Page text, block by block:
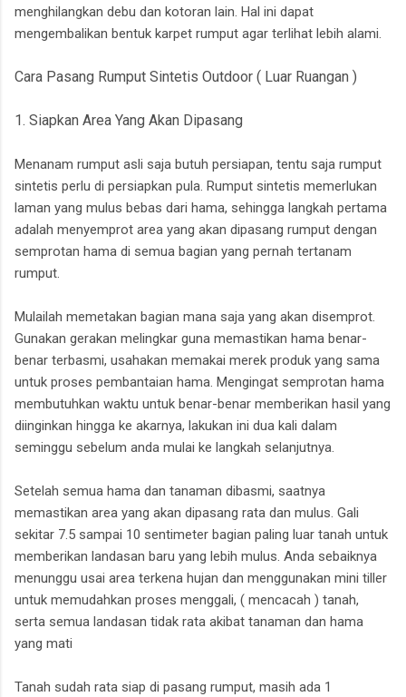
menghilangkan debu dan kotoran lain. Hal ini dapat
mengembalikan bentuk karpet rumput agar terlihat lebih alami.
Cara Pasang Rumput Sintetis Outdoor ( Luar Ruangan )
1. Siapkan Area Yang Akan Dipasang
Menanam rumput asli saja butuh persiapan, tentu saja rumput
sintetis perlu di persiapkan pula. Rumput sintetis memerlukan
laman yang mulus bebas dari hama, sehingga langkah pertama
adalah menyemprot area yang akan dipasang rumput dengan
semprotan hama di semua bagian yang pernah tertanam
rumput.
Mulailah memetakan bagian mana saja yang akan disemprot.
Gunakan gerakan melingkar guna memastikan hama benar-
benar terbasmi, usahakan memakai merek produk yang sama
untuk proses pembantaian hama. Mengingat semprotan hama
membutuhkan waktu untuk benar-benar memberikan hasil yang
diinginkan hingga ke akarnya, lakukan ini dua kali dalam
seminggu sebelum anda mulai ke langkah selanjutnya.
Setelah semua hama dan tanaman dibasmi, saatnya
memastikan area yang akan dipasang rata dan mulus. Gali
sekitar 7.5 sampai 10 sentimeter bagian paling luar tanah untuk
memberikan landasan baru yang lebih mulus. Anda sebaiknya
menunggu usai area terkena hujan dan menggunakan mini tiller
untuk memudahkan proses menggali, ( mencacah ) tanah,
serta semua landasan tidak rata akibat tanaman dan hama
yang mati
Tanah sudah rata siap di pasang rumput, masih ada 1